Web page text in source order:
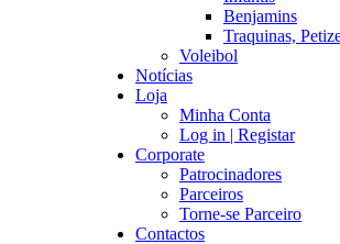
Benjamins
Traquinas,
Voleibol
Notícias
Loja
Minha Conta
Log in | Registar
Corporate
Patrocinadores
Parceiros
Torne-se Parceiro
Contactos